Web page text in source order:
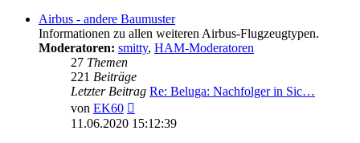
Airbus - andere Baumuster
Informationen zu allen weiteren Airbus-Flugzeugtypen.
Moderatoren: smitty, HAM-Moderatoren
27 Themen
221 Beiträge
Letzter Beitrag Re: Beluga: Nachfolger in Sic…
von EK60
Beitrag
11.06.2020 15:12:39